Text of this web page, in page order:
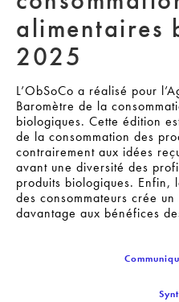
alimentaires
2025
L’ObSoCo a réalisé pour
Baromètre de la
biologiques. Cette édition
de la consommation des
contrairement aux idées
avant une diversité des
produits biologiques. Enfin,
des consommateurs crée
davantage aux bénéfices